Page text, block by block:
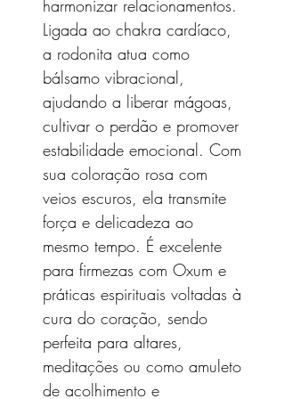
harmonizar relacionamentos.
Ligada ao chakra cardíaco,
a rodonita atua como
bálsamo vibracional,
ajudando a liberar mágoas,
cultivar o perdão e promover
estabilidade emocional. Com
sua coloração rosa com
veios escuros, ela transmite
força e delicadeza ao
mesmo tempo. É excelente
para firmezas com Oxum e
práticas espirituais voltadas à
cura do coração, sendo
perfeita para altares,
meditações ou como amuleto
de acolhimento e